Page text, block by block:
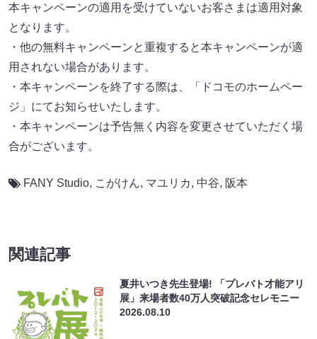
本キャンペーンの適用を受けていないお客さまは適用対象
となります。
・他の無料キャンペーンと重複すると本キャンペーンが適
用されない場合があります。
・本キャンペーンを終了する際は、「ドコモのホームペー
ジ」にてお知らせいたします。
・本キャンペーンは予告無く内容を変更させていただく場
合がございます。
FANY Studio, こがけん, マユリカ, 中谷, 阪本
関連記事
夏井いつき先生登場! 「プレバト才能アリ
展」来場者数40万人突破記念セレモニー
2026.08.10